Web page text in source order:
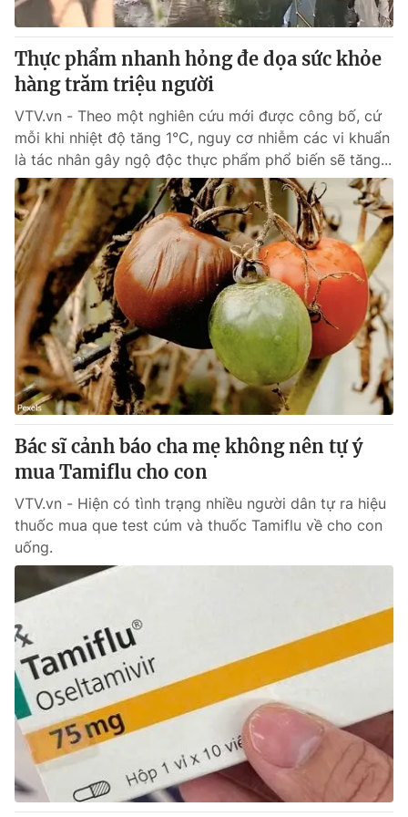
® Cấm sao chép dưới mọi hình thức nếu không có sự chấp
thuận bằng văn bản. Ghi rõ nguồn VTV.vn khi phát hành lại
thông tin từ website này.
Thực phẩm nhanh hỏng đe dọa sức khỏe
hàng trăm triệu người
VTV.vn - Theo một nghiên cứu mới được công bố, cứ
mỗi khi nhiệt độ tăng 1°C, nguy cơ nhiễm các vi khuẩn
là tác nhân gây ngộ độc thực phẩm phổ biến sẽ tăng...
Bác sĩ cảnh báo cha mẹ không nên tự ý
mua Tamiflu cho con
VTV.vn - Hiện có tình trạng nhiều người dân tự ra hiệu
thuốc mua que test cúm và thuốc Tamiflu về cho con
uống.